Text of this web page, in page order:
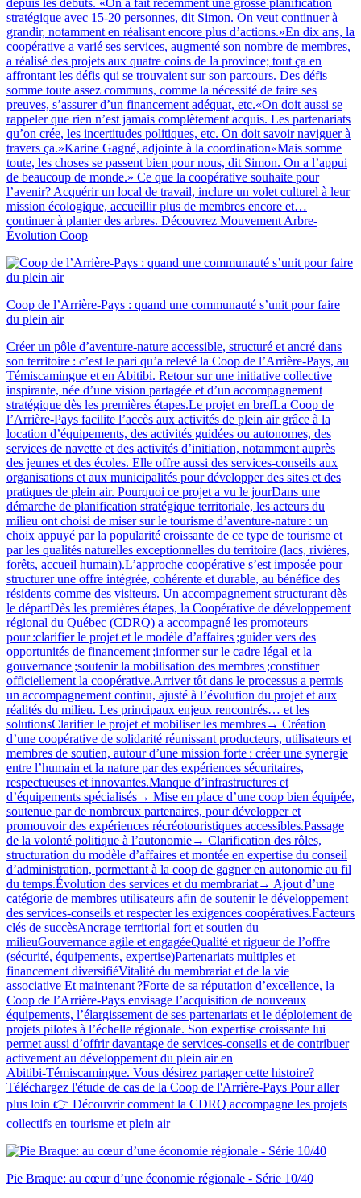
depuis les débuts. «On a fait récemment une grosse planification
stratégique avec 15-20 personnes, dit Simon. On veut continuer à
grandir, notamment en réalisant encore plus d’actions.»En dix ans, la
coopérative a varié ses services, augmenté son nombre de membres,
a réalisé des projets aux quatre coins de la province; tout ça en
affrontant les défis qui se trouvaient sur son parcours. Des défis
somme toute assez communs, comme la nécessité de faire ses
preuves, s’assurer d’un financement adéquat, etc.«On doit aussi se
rappeler que rien n’est jamais complètement acquis. Les partenariats
qu’on crée, les incertitudes politiques, etc. On doit savoir naviguer à
travers ça.»Karine Gagné, adjointe à la coordination«Mais somme
toute, les choses se passent bien pour nous, dit Simon. On a l’appui
de beaucoup de monde.» Ce que la coopérative souhaite pour
l’avenir? Acquérir un local de travail, inclure un volet culturel à leur
mission écologique, accueillir plus de membres encore et…
continuer à planter des arbres. Découvrez Mouvement Arbre-
Évolution Coop
Coop de l’Arrière-Pays : quand une communauté s’unit pour faire
du plein air
Créer un pôle d’aventure-nature accessible, structuré et ancré dans
son territoire : c’est le pari qu’a relevé la Coop de l’Arrière-Pays, au
Témiscamingue et en Abitibi. Retour sur une initiative collective
inspirante, née d’une vision partagée et d’un accompagnement
stratégique dès les premières étapes.Le projet en brefLa Coop de
l’Arrière-Pays facilite l’accès aux activités de plein air grâce à la
location d’équipements, des activités guidées ou autonomes, des
services de navette et des activités d’initiation, notamment auprès
des jeunes et des écoles. Elle offre aussi des services‑conseils aux
organisations et aux municipalités pour développer des sites et des
pratiques de plein air. Pourquoi ce projet a vu le jourDans une
démarche de planification stratégique territoriale, les acteurs du
milieu ont choisi de miser sur le tourisme d’aventure‑nature : un
choix appuyé par la popularité croissante de ce type de tourisme et
par les qualités naturelles exceptionnelles du territoire (lacs, rivières,
forêts, accueil humain).L’approche coopérative s’est imposée pour
structurer une offre intégrée, cohérente et durable, au bénéfice des
résidents comme des visiteurs. Un accompagnement structurant dès
le départDès les premières étapes, la Coopérative de développement
régional du Québec (CDRQ) a accompagné les promoteurs
pour :clarifier le projet et le modèle d’affaires ;guider vers des
opportunités de financement ;informer sur le cadre légal et la
gouvernance ;soutenir la mobilisation des membres ;constituer
officiellement la coopérative.Arriver tôt dans le processus a permis
un accompagnement continu, ajusté à l’évolution du projet et aux
réalités du milieu. Les principaux enjeux rencontrés… et les
solutionsClarifier le projet et mobiliser les membres→ Création
d’une coopérative de solidarité réunissant producteurs, utilisateurs et
membres de soutien, autour d’une mission forte : créer une synergie
entre l’humain et la nature par des expériences sécuritaires,
respectueuses et innovantes.Manque d’infrastructures et
d’équipements spécialisés→ Mise en place d’une coop bien équipée,
soutenue par de nombreux partenaires, pour développer et
promouvoir des expériences récréotouristiques accessibles.Passage
de la volonté politique à l’autonomie→ Clarification des rôles,
structuration du modèle d’affaires et montée en expertise du conseil
d’administration, permettant à la coop de gagner en autonomie au fil
du temps.Évolution des services et du membrariat→ Ajout d’une
catégorie de membres utilisateurs afin de soutenir le développement
des services‑conseils et respecter les exigences coopératives.Facteurs
clés de succèsAncrage territorial fort et soutien du
milieuGouvernance agile et engagéeQualité et rigueur de l’offre
(sécurité, équipements, expertise)Partenariats multiples et
financement diversifiéVitalité du membrariat et de la vie
associative Et maintenant ?Forte de sa réputation d’excellence, la
Coop de l’Arrière-Pays envisage l’acquisition de nouveaux
équipements, l’élargissement de ses partenariats et le déploiement de
projets pilotes à l’échelle régionale. Son expertise croissante lui
permet aussi d’offrir davantage de services‑conseils et de contribuer
activement au développement du plein air en
Abitibi‑Témiscamingue. Vous désirez partager cette histoire?
Téléchargez l'étude de cas de la Coop de l'Arrière-Pays Pour aller
plus loin 👉 Découvrir comment la CDRQ accompagne les projets
collectifs en tourisme et plein air
Pie Braque: au cœur d’une économie régionale - Série 10/40